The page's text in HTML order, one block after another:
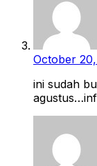
October
ini sudah